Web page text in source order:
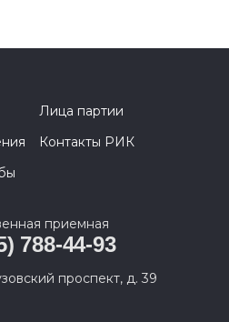
Лица партии
Контакты РИК
приемная
788-44-93
проспект, д. 39